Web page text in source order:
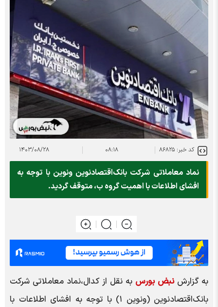
کد خبر: ۸۶۸۲۵ ۰۸:۱۸ ۱۴۰۳/۰۸/۲۸
نماد معاملاتی شرکت بانک‌اقتصادنوین ونوین با توجه به
افشای اطلاعات با اهمیت گروه ب، متوقف گردید.
به گزارش نبض بورس به نقل از کدال،نماد معاملاتی شرکت
بانک‌اقتصادنوین (ونوین ۱) با توجه به افشای اطلاعات با